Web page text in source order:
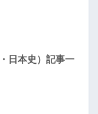
日本史）記事一